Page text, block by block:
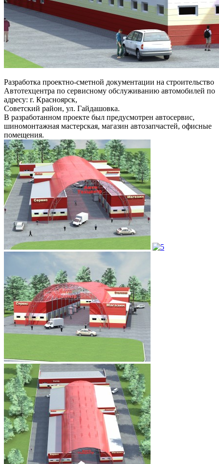
Разработка проектно-сметной документации на строительство
Автотехцентра по сервисному обслуживанию автомобилей по
адресу: г. Красноярск,
Советский район, ул. Гайдашовка.
В разработанном проекте был предусмотрен автосервис,
шиномонтажная мастерская, магазин автозапчастей, офисные
помещения.